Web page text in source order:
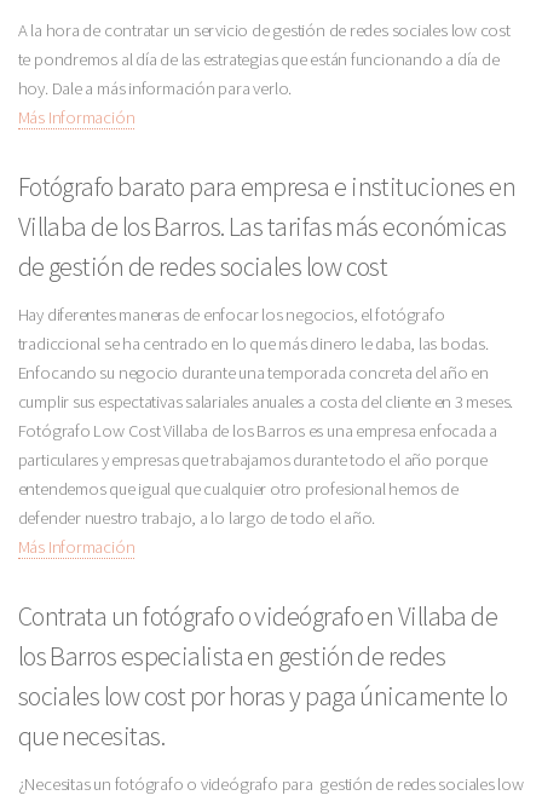
A la hora de contratar un servicio de gestión de redes sociales low cost
te pondremos al día de las estrategias que están funcionando a día de
hoy. Dale a más información para verlo.
Más Información
Fotógrafo barato para empresa e instituciones en
Villaba de los Barros. Las tarifas más económicas
de gestión de redes sociales low cost
Hay diferentes maneras de enfocar los negocios, el fotógrafo
tradiccional se ha centrado en lo que más dinero le daba, las bodas.
Enfocando su negocio durante una temporada concreta del año en
cumplir sus espectativas salariales anuales a costa del cliente en 3 meses.
Fotógrafo Low Cost Villaba de los Barros es una empresa enfocada a
particulares y empresas que trabajamos durante todo el año porque
entendemos que igual que cualquier otro profesional hemos de
defender nuestro trabajo, a lo largo de todo el año.
Más Información
Contrata un fotógrafo o videógrafo en Villaba de
los Barros especialista en gestión de redes
sociales low cost por horas y paga únicamente lo
que necesitas.
¿Necesitas un fotógrafo o videógrafo para gestión de redes sociales low